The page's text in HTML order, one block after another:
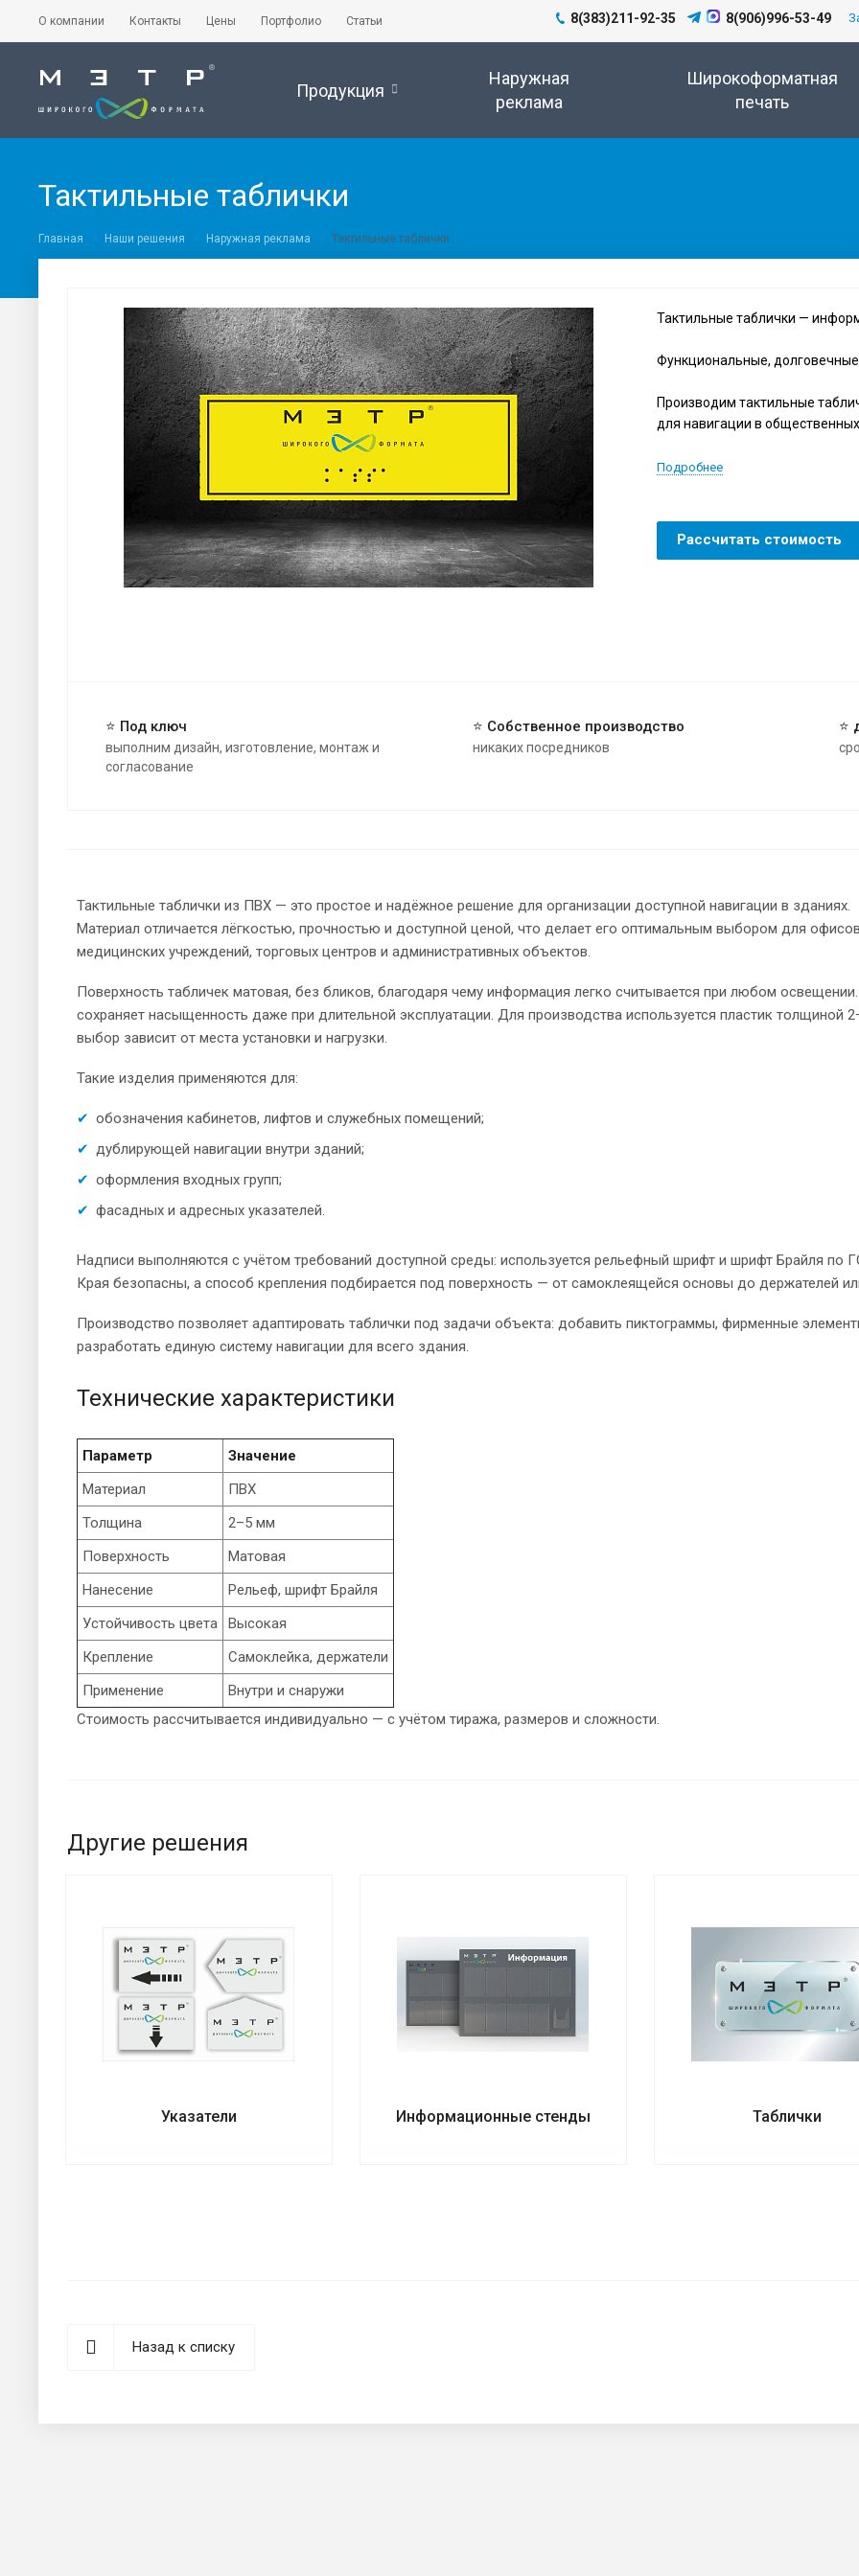
О компании Контакты Цены Портфолио Статьи 8(383)211-92-35 8(906)996-53-49
Продукция
Наружная
реклама
Широкоформатная
печать
Тактильные таблички
Главная Наши решения Наружная реклама Тактильные таблички
Тактильные таблички —
Функциональные,
Производим тактильные
для навигации в
Подробнее
Рассчитать стоимость
⭐ Под ключ
выполним дизайн, изготовление, монтаж и
согласование
⭐ Собственное производство
никаких посредников
⭐
Тактильные таблички из ПВХ — это простое и надёжное решение для организации доступной навигации в зданиях.
Материал отличается лёгкостью, прочностью и доступной ценой, что делает его оптимальным выбором для
медицинских учреждений, торговых центров и административных объектов.
Поверхность табличек матовая, без бликов, благодаря чему информация легко считывается при любом
сохраняет насыщенность даже при длительной эксплуатации. Для производства используется пластик толщиной
выбор зависит от места установки и нагрузки.
Такие изделия применяются для:
обозначения кабинетов, лифтов и служебных помещений;
дублирующей навигации внутри зданий;
оформления входных групп;
фасадных и адресных указателей.
Надписи выполняются с учётом требований доступной среды: используется рельефный шрифт и шрифт Брайля по
Края безопасны, а способ крепления подбирается под поверхность — от самоклеящейся основы до держателей
Производство позволяет адаптировать таблички под задачи объекта: добавить пиктограммы, фирменные
разработать единую систему навигации для всего здания.
Технические характеристики
Параметр
Значение
Материал
ПВХ
Толщина
2–5 мм
Поверхность
Матовая
Нанесение
Рельеф, шрифт Брайля
Устойчивость цвета
Высокая
Крепление
Самоклейка, держатели
Применение
Внутри и снаружи
Стоимость рассчитывается индивидуально — с учётом тиража, размеров и сложности.
Другие решения
Указатели Информационные стенды Таблички
Назад к списку